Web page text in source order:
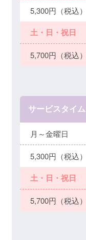
5,300円（税込）
土・日・祝日
5,700円（税込）
サービスタイム
月～金曜日
5,300円（税込）
土・日・祝日
5,700円（税込）